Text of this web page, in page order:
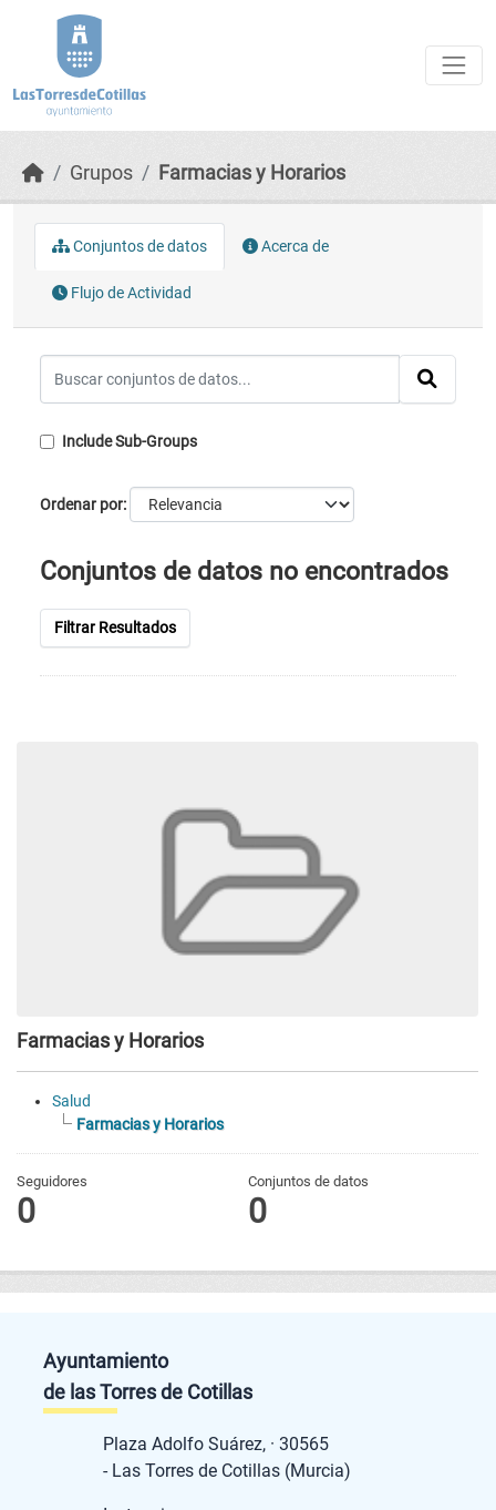
Grupos Farmacias y Horarios
Farmacias y Horarios
Salud
Farmacias y Horarios
Seguidores
0
Conjuntos de datos
0
Conjuntos de datos Acerca de
Flujo de Actividad
Include Sub-Groups
Ordenar por
Conjuntos de datos no encontrados
Filtrar Resultados
Ayuntamiento
de las Torres de Cotillas
Plaza Adolfo Suárez, · 30565
- Las Torres de Cotillas (Murcia)